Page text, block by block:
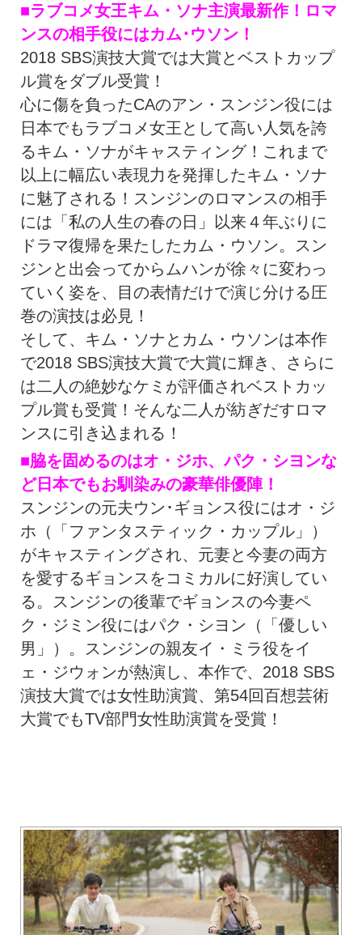
■ラブコメ女王キム・ソナ主演最新作！ロマ
ンスの相手役にはカム･ウソン！
2018 SBS演技大賞では大賞とベストカップ
ル賞をダブル受賞！
心に傷を負ったCAのアン・スンジン役には
日本でもラブコメ女王として高い人気を誇
るキム・ソナがキャスティング！これまで
以上に幅広い表現力を発揮したキム・ソナ
に魅了される！スンジンのロマンスの相手
には「私の人生の春の日」以来４年ぶりに
ドラマ復帰を果たしたカム・ウソン。スン
ジンと出会ってからムハンが徐々に変わっ
ていく姿を、目の表情だけで演じ分ける圧
巻の演技は必見！
そして、キム・ソナとカム・ウソンは本作
で2018 SBS演技大賞で大賞に輝き、さらに
は二人の絶妙なケミが評価されベストカッ
プル賞も受賞！そんな二人が紡ぎだすロマ
ンスに引き込まれる！
■脇を固めるのはオ・ジホ、パク・シヨンな
ど日本でもお馴染みの豪華俳優陣！
スンジンの元夫ウン･ギョンス役にはオ・ジ
ホ（「ファンタスティック・カップル」）
がキャスティングされ、元妻と今妻の両方
を愛するギョンスをコミカルに好演してい
る。スンジンの後輩でギョンスの今妻ペ
ク・ジミン役にはパク・シヨン（「優しい
男」）。スンジンの親友イ・ミラ役をイ
ェ・ジウォンが熱演し、本作で、2018 SBS
演技大賞では女性助演賞、第54回百想芸術
大賞でもTV部門女性助演賞を受賞！